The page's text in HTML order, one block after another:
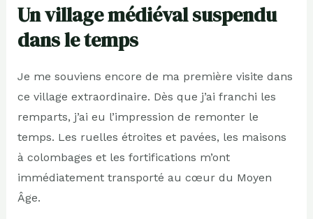
Un village médiéval suspendu
dans le temps
Je me souviens encore de ma première visite dans
ce village extraordinaire. Dès que j’ai franchi les
remparts, j’ai eu l’impression de remonter le
temps. Les ruelles étroites et pavées, les maisons
à colombages et les fortifications m’ont
immédiatement transporté au cœur du Moyen
Âge.